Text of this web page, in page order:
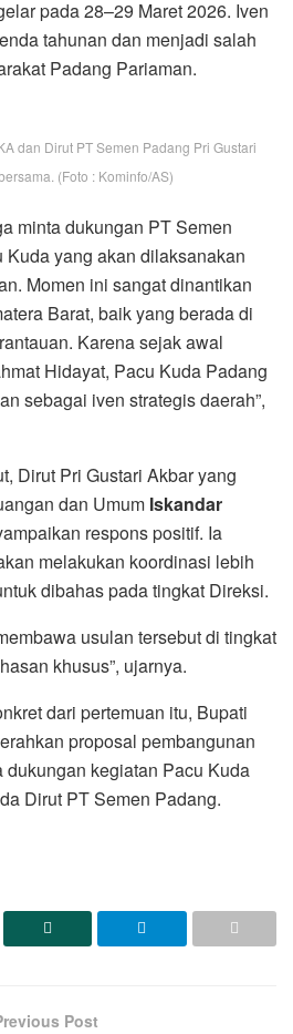
pada 28–29 Maret 2026. Iven
tahunan dan menjadi salah
Padang Pariaman.
dan Dirut PT Semen Padang Pri Gustari
(Foto : Kominfo/AS)
minta dukungan PT Semen
yang akan dilaksanakan
Momen ini sangat dinantikan
Barat, baik yang berada di
Karena sejak awal
Hidayat, Pacu Kuda Padang
sebagai iven strategis daerah”,
Dirut Pri Gustari Akbar yang
dan Umum Iskandar
respons positif. Ia
melakukan koordinasi lebih
dibahas pada tingkat Direksi.
usulan tersebut di tingkat
khusus”, ujarnya.
dari pertemuan itu, Bupati
proposal pembangunan
dukungan kegiatan Pacu Kuda
Dirut PT Semen Padang.
Post